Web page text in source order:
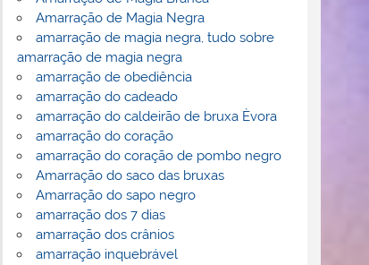
Amarração de Magia Negra
amarração de magia negra, tudo sobre
amarração de magia negra
amarração de obediência
amarração do cadeado
amarração do caldeirão de bruxa Èvora
amarração do coração
amarração do coração de pombo negro
Amarração do saco das bruxas
Amarração do sapo negro
amarração dos 7 dias
amarração dos crânios
amarração inquebrável